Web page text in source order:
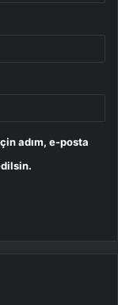
adım, e-posta